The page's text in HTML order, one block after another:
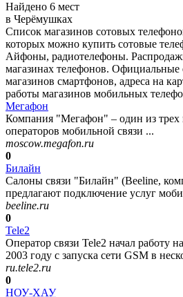
Найдено 6 мест
в Черёмушках
Список магазинов сотовых
которых можно купить сотовые
Айфоны, радиотелефоны.
магазинах телефонов. Официальные
магазинов смартфонов, адреса на
работы магазинов мобильных
Мегафон
Компания "Мегафон" – один из
операторов мобильной связи ...
moscow.megafon.ru
0
Билайн
Салоны связи "Билайн" (Beeline,
предлагают подключение услуг
beeline.ru
0
Tele2
Оператор связи Tele2 начал работу
2003 году с запуска сети GSM в
ru.tele2.ru
0
НОУ-ХАУ